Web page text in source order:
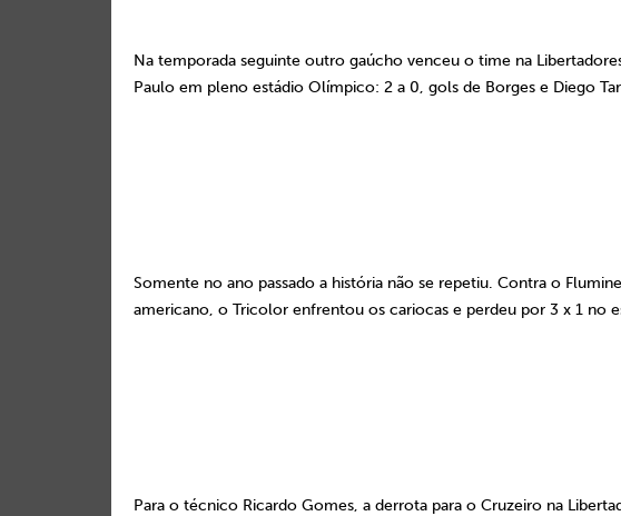
Na temporada seguinte outro gaúcho venceu o time na
Paulo em pleno estádio Olímpico: 2 a 0, gols de Borges e Diego
Somente no ano passado a história não se repetiu. Contra o
americano, o Tricolor enfrentou os cariocas e perdeu por 3 x 1 no
Para o técnico Ricardo Gomes, a derrota para o Cruzeiro na